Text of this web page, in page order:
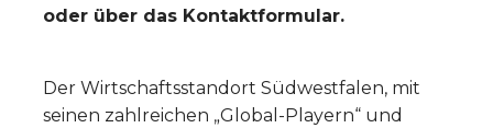
oder über das Kontaktformular.
Der Wirtschaftsstandort Südwestfalen, mit
seinen zahlreichen „Global-Playern“ und